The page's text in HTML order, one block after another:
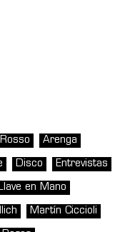
Arenga
Disco Entrevistas
Llave en Mano
Martín Ciccioli